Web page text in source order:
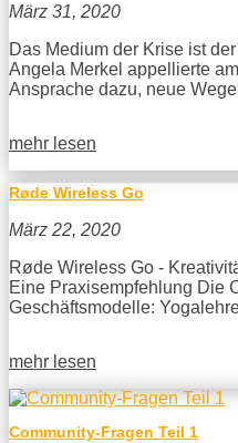
März 31, 2020
Das Medium der Krise ist
Angela Merkel appellierte
Ansprache dazu, neue
mehr lesen
Røde Wireless Go
März 22, 2020
Røde Wireless Go -
Eine Praxisempfehlung Die
Geschäftsmodelle:
mehr lesen
Community-Fragen Teil 1